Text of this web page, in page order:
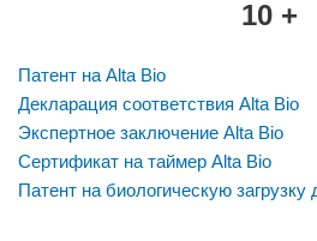
10 +
Патент на Alta Bio
Декларация соответствия Alta Bio
Экспертное заключение Alta Bio
Сертификат на таймер Alta Bio
Патент на биологическую загрузку